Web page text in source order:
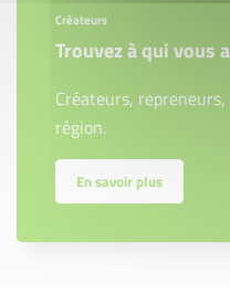
Créateurs
Trouvez à qui vous
Créateurs,
région.
En savoir plus